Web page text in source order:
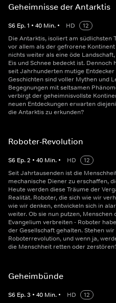
Geheimnisse der Antarktis
S6 Ep.1 • 40 Min. • HD
12
Die Antarktis, isoliert am südlichsten
vor allem als der gefrorene
nichts weiter als eine öde
Eis und Schnee bedeckt ist.
seit Jahrhunderten mutige
Geschichten sind voller Mythen und
Begegnungen mit seltsamen
verbirgt der geheimnisvollste
neuen Entdeckungen erwarten
die Antarktis zu erkunden?
Roboter-Revolution
S6 Ep.2 • 40 Min. • HD
12
Seit Jahrtausenden ist die
mechanische Diener zu erschaffen,
Heute werden diese Träume der
Realität. Roboter, die sich wie wir
wie wir denken, entwickeln sich in
weiter. Ob sie nun putzen, Menschen
Evangelium verbreiten - Roboter
der Gesellschaft gehalten. Stehen
Roboterrevolution, und wenn ja,
die Menschheit retten oder
Geheimbünde
S6 Ep.3 • 40 Min. • HD
12